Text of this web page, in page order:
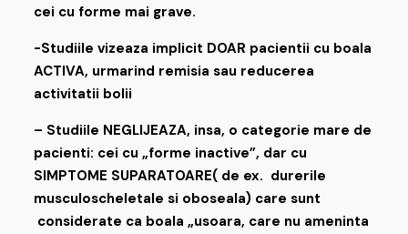
cei cu forme mai grave.
-Studiile vizeaza implicit DOAR pacientii cu boala
ACTIVA, urmarind remisia sau reducerea
activitatii bolii
– Studiile NEGLIJEAZA, insa, o categorie mare de
pacienti: cei cu „forme inactive”, dar cu
SIMPTOME SUPARATOARE( de ex. durerile
musculoscheletale si oboseala) care sunt
considerate ca boala „usoara, care nu ameninta